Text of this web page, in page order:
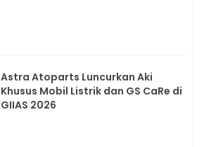
Astra Atoparts Luncurkan Aki
Khusus Mobil Listrik dan GS CaRe di
GIIAS 2026